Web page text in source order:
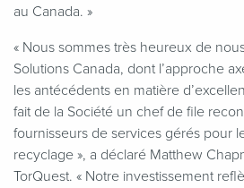
au Canada. »
« Nous sommes très heureux de
Solutions Canada, dont l’approche
les antécédents en matière
fait de la Société un chef de file
fournisseurs de services gérés pour
recyclage », a déclaré Matthew
TorQuest. « Notre investissement